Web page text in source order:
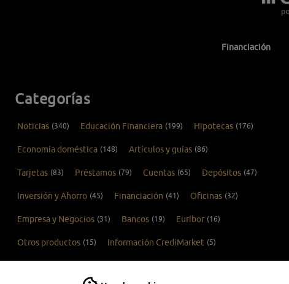
Financiación
Categorías
Noticias (340) Educación Financiera (199) Hipotecas (176)
Economía doméstica (148) Artículos y guías (86)
Tarjetas (83) Préstamos (79) Cuentas (65) Depósitos (47)
Inversión y Ahorro (45) Financiación (41) Oficinas (32)
Empresa y Negocios (31) Bancos (19) Euríbor (16)
Otros productos (15) Información CrediMarket (5)